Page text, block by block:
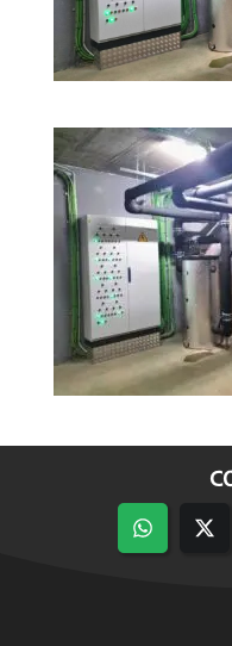
Compartir
en